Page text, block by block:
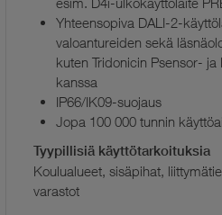
Yhteensopiva DALI-2-
valoantureiden sekä
kuten Tridonicin Psensor-
kanssa
IP66/IK09-suojaus
Jopa 100 000 tunnin
Tyypillisiä käyttötarkoituksia
Koulualueet, sisäpihat,
varastot